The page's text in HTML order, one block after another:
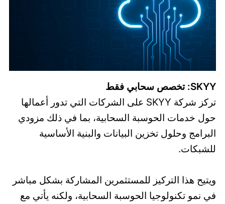
SKYY: تخصص سحابي فقط
تركز شركة SKYY على الشركات التي تدور أعمالها
حول خدمات الحوسبة السحابية، بما في ذلك مزودي
البرامج وحلول تخزين البيانات والبنية الأساسية
للشبكات.
ويتيح هذا التركيز للمستثمرين المشاركة بشكل مباشر
في نمو تكنولوجيا الحوسبة السحابية، ولكنه يأتي مع